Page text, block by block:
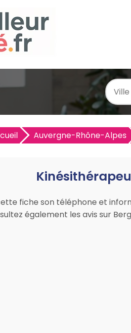
Auvergne-Rhône-Alpes
fiche son téléphone et
également les avis sur